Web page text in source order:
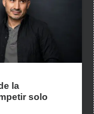
la
solo